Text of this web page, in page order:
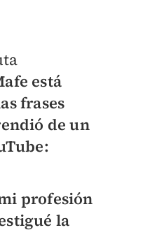
está
frases
de un
profesión
la